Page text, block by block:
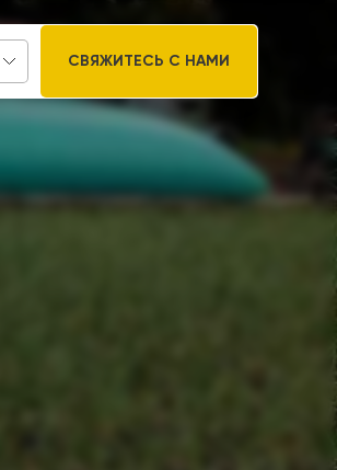
СВЯЖИТЕСЬ С НАМИ